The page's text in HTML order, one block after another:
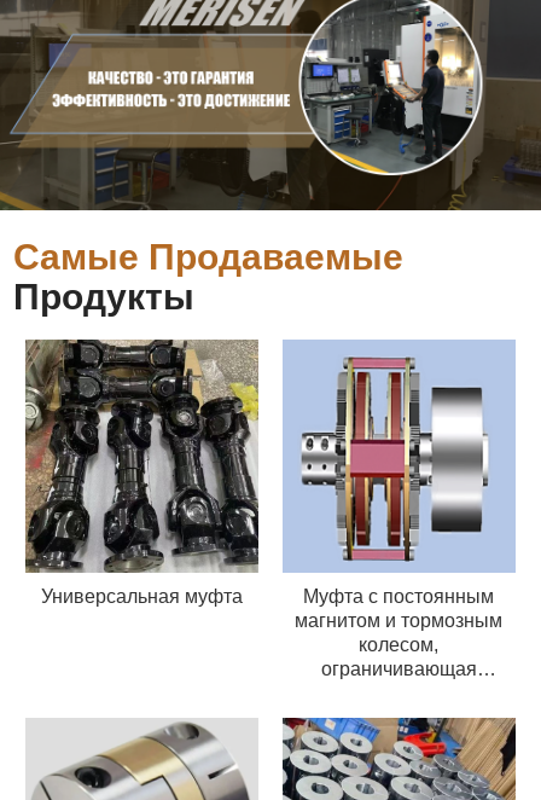
Самые Продаваемые
Продукты
Универсальная муфта
Муфта с постоянным
магнитом и тормозным
колесом,
ограничивающая